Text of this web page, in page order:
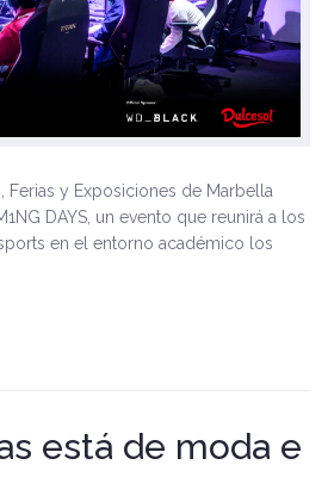
Ferias y Exposiciones de Marbella
DAYS, un evento que reunirá a los
en el entorno académico los
está de moda e